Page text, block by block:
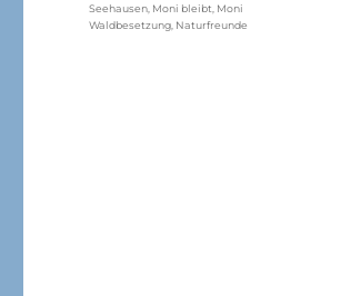
Seehausen Moni bleibt Moni
Waldbesetzung Naturfreunde